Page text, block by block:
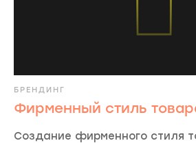
БРЕНДИНГ
Фирменный стиль
Создание фирменного стиля
и